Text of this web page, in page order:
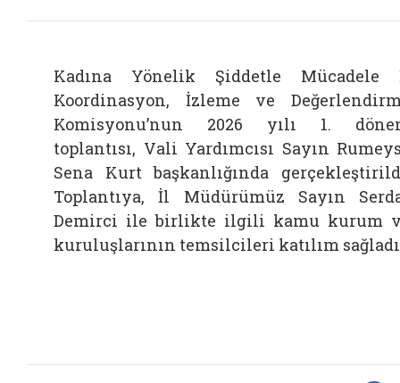
Kadına Yönelik Şiddetle Mücadele
Koordinasyon, İzleme ve
Komisyonu’nun 2026 yılı 1.
toplantısı, Vali Yardımcısı Sayın
Sena Kurt başkanlığında
Toplantıya, İl Müdürümüz Sayın
Demirci ile birlikte ilgili kamu kurum
kuruluşlarının temsilcileri katılım